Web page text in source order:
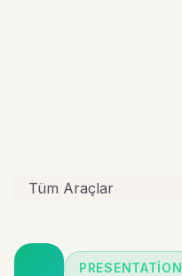
Tüm Araçlar
PRESENTATION